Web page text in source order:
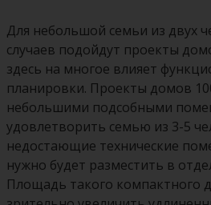
Для небольшой семьи из двух
случаев подойдут проекты
здесь на многое влияет
планировки. Проекты домов
небольшими подсобными
удовлетворить семью из 3-5
недостающие технические
нужно будет разместить в
Площадь такого компактного